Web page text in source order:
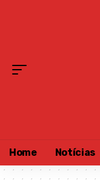
Home Notícias